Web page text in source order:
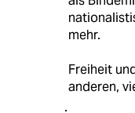
mehr.
Freiheit
anderen,